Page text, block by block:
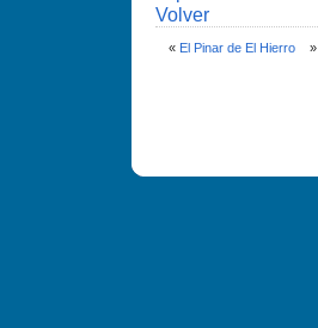
Volver
« El Pinar de El Hierro»